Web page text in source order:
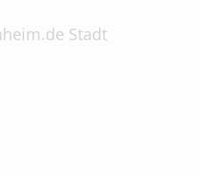
Stadt